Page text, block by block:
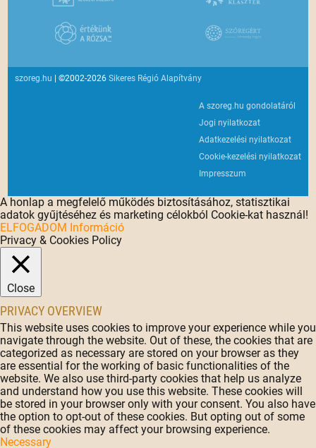
szoreg.hu | ©2002-2026Sikeres Régió Alapítvány
A szoreg.hu gondolatáról
Jogi nyilatkozat
Adatkezelési nyilatkozat
Cookie-kezelési nyilatkozat
Impresszum
A honlap a megfelelő működés biztosításához, statisztikai
adatok gyűjtéséhez és marketing célokból Cookie-kat használ!
ELFOGADOM Információ
Privacy & Cookies Policy
Close
PRIVACY OVERVIEW
This website uses cookies to improve your experience while you
navigate through the website. Out of these, the cookies that are
categorized as necessary are stored on your browser as they
are essential for the working of basic functionalities of the
website. We also use third-party cookies that help us analyze
and understand how you use this website. These cookies will
be stored in your browser only with your consent. You also have
the option to opt-out of these cookies. But opting out of some
of these cookies may affect your browsing experience.
Necessary